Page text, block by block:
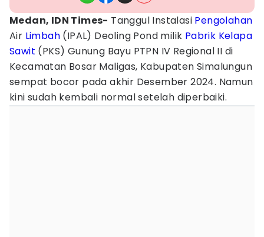
Medan, IDN Times- Tanggul Instalasi Pengolahan
Air Limbah (IPAL) Deoling Pond milik Pabrik Kelapa
Sawit (PKS) Gunung Bayu PTPN IV Regional II di
Kecamatan Bosar Maligas, Kabupaten Simalungun
sempat bocor pada akhir Desember 2024. Namun
kini sudah kembali normal setelah diperbaiki.